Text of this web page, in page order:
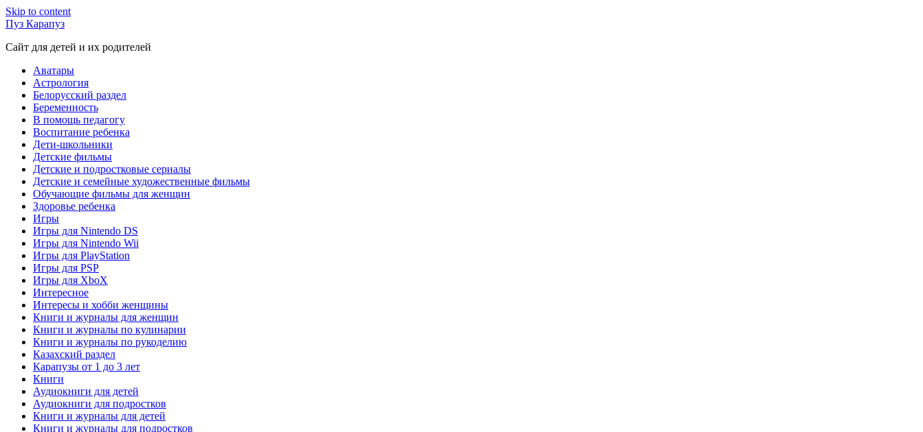
Skip to content
Пуз Карапуз
Сайт для детей и их родителей
Аватары
Астрология
Белорусский раздел
Беременность
В помощь педагогу
Воспитание ребенка
Дети-школьники
Детские фильмы
Детские и подростковые сериалы
Детские и семейные художественные фильмы
Обучающие фильмы для женщин
Здоровье ребенка
Игры
Игры для Nintendo DS
Игры для Nintendo Wii
Игры для PlayStation
Игры для PSP
Игры для XboX
Интересное
Интересы и хобби женщины
Книги и журналы для женщин
Книги и журналы по кулинарии
Книги и журналы по рукоделию
Казахский раздел
Карапузы от 1 до 3 лет
Книги
Аудиокниги для детей
Аудиокниги для подростков
Книги и журналы для детей
Книги и журналы для подростков